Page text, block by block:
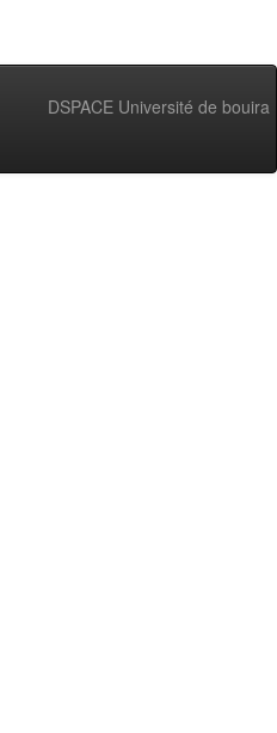
DSPACE Université de bouira